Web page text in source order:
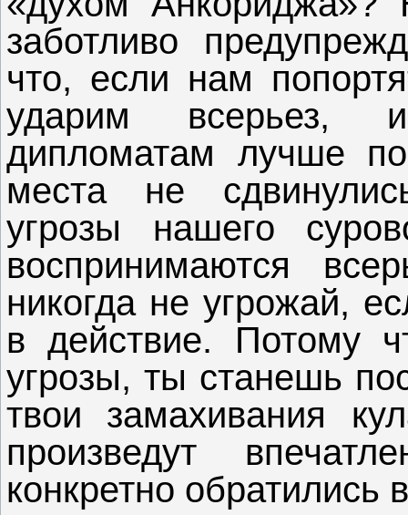
заботливо
что, если нам
ударим всерьез,
дипломатам лучше
места не
угрозы нашего
воспринимаются
никогда не угрожай,
в действие. Потому
угрозы, ты станешь
твои замахивания
произведут
конкретно обратились